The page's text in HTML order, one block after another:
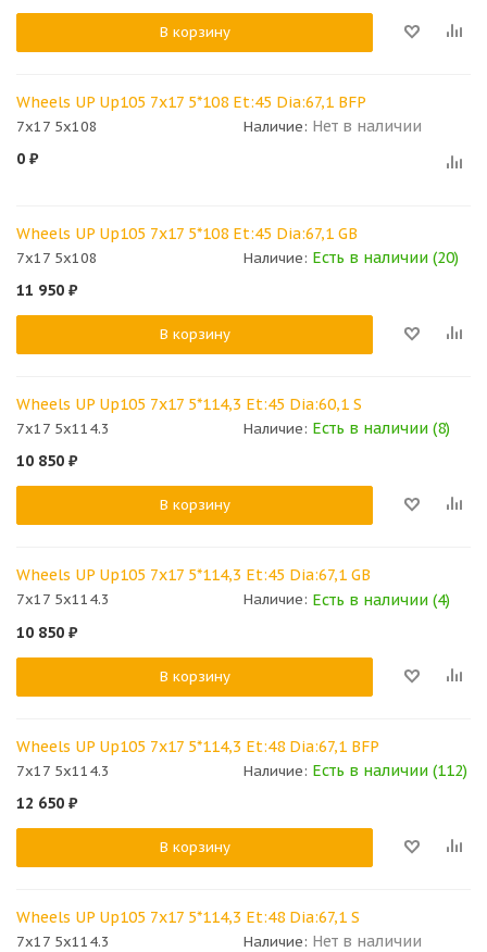
В корзину
Wheels UP Up105 7x17 5*108 Et:45 Dia:67,1 BFP
7x17 5x108 Наличие: Нет в наличии
0 ₽
Wheels UP Up105 7x17 5*108 Et:45 Dia:67,1 GB
7x17 5x108 Наличие: Есть в наличии (20)
11 950 ₽
В корзину
Wheels UP Up105 7x17 5*114,3 Et:45 Dia:60,1 S
7x17 5x114.3 Наличие: Есть в наличии (8)
10 850 ₽
В корзину
Wheels UP Up105 7x17 5*114,3 Et:45 Dia:67,1 GB
7x17 5x114.3 Наличие: Есть в наличии (4)
10 850 ₽
В корзину
Wheels UP Up105 7x17 5*114,3 Et:48 Dia:67,1 BFP
7x17 5x114.3 Наличие: Есть в наличии (112)
12 650 ₽
В корзину
Wheels UP Up105 7x17 5*114,3 Et:48 Dia:67,1 S
7x17 5x114.3 Наличие: Нет в наличии